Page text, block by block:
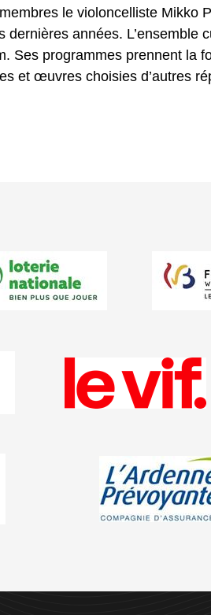
le violoncelliste Mikko
années. L’ensemble
Ses programmes prennent la
et œuvres choisies d’autres